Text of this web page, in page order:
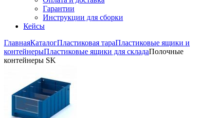
Гарантии
Инструкции для сборки
Кейсы
ГлавнаяКаталогПластиковая тараПластиковые ящики и
контейнерыПластиковые ящики для складаПолочные
контейнеры SK